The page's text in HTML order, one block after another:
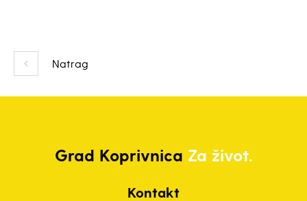
Natrag
Grad Koprivnica Za život.
Kontakt